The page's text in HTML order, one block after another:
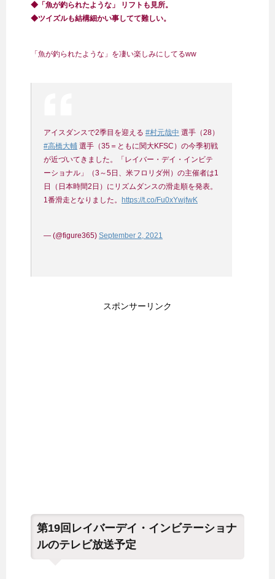
◆「魚が釣られたような」 リフトも見所。
◆ツイズルも結構細かい事してて難しい。
「魚が釣られたような」を凄い楽しみにしてるww
アイスダンスで2季目を迎える #村元哉中 選手（28）
#高橋大輔 選手（35＝ともに関大KFSC）の今季初戦
が近づいてきました。「レイバー・デイ・インビテ
ーショナル」（3～5日、米フロリダ州）の主催者は1
日（日本時間2日）にリズムダンスの滑走順を発表。
1番滑走となりました。
https://t.co/Fu0xYwjfwK
— (@figure365) September 2, 2021
スポンサーリンク
第19回レイバーデイ・インビテーショナ
ルのテレビ放送予定